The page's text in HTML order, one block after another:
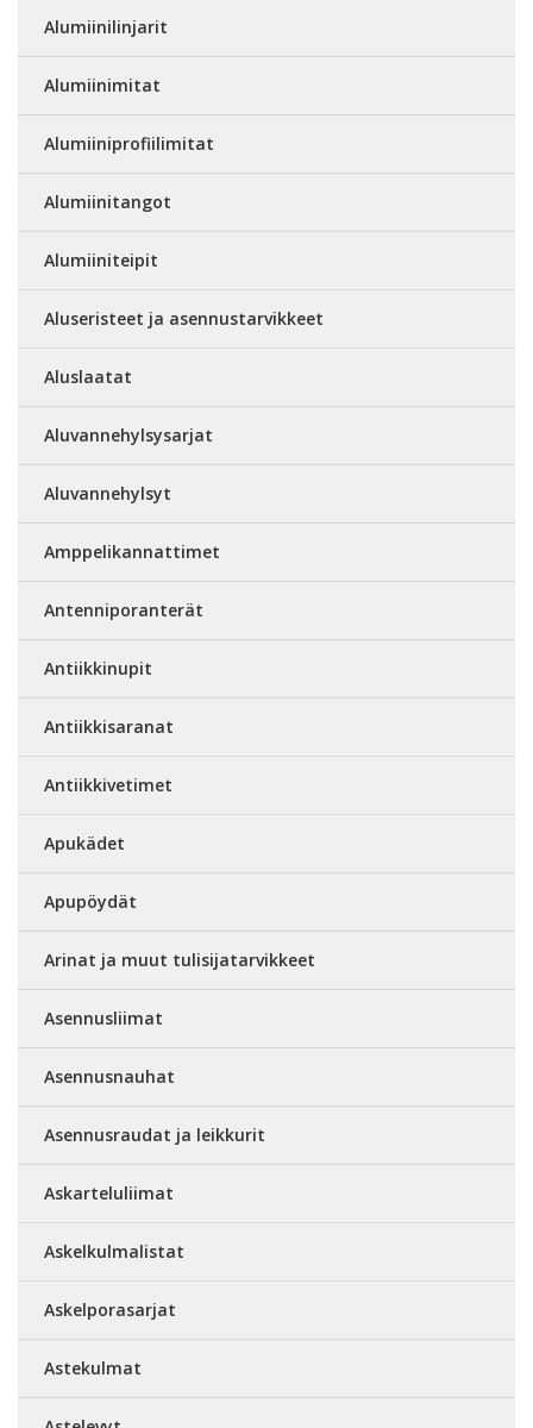
Alumiinilinjarit
Alumiinimitat
Alumiiniprofiilimitat
Alumiinitangot
Alumiiniteipit
Aluseristeet ja asennustarvikkeet
Aluslaatat
Aluvannehylsysarjat
Aluvannehylsyt
Amppelikannattimet
Antenniporanterät
Antiikkinupit
Antiikkisaranat
Antiikkivetimet
Apukädet
Apupöydät
Arinat ja muut tulisijatarvikkeet
Asennusliimat
Asennusnauhat
Asennusraudat ja leikkurit
Askarteluliimat
Askelkulmalistat
Askelporasarjat
Astekulmat